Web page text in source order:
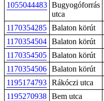
1055044483 Bugyogóforrás
utca
1170354285 Balaton körút
1170354504 Balaton körút
1170354505 Balaton körút
1170354506 Balaton körút
1195174793 Rákóczi utca
1195270938 Bem utca